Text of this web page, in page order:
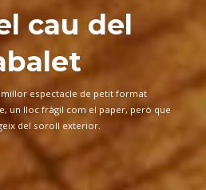
cau del
millor espectacle de petit format
un lloc fràgil com el paper, però que
del soroll exterior.